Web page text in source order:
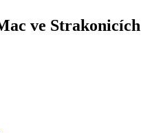
ve Strakonicích